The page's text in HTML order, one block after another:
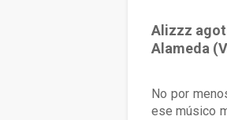
Alizzz
Alameda
No por
ese músico